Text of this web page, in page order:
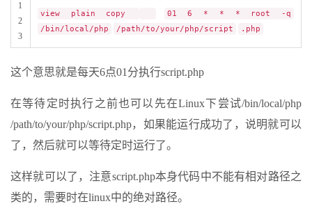
1
2
3
view plain copy
01 6 * * * root -q
/bin/local/php
/path/to/your/php/script .php
这个意思就是每天6点01分执行script.php
在等待定时执行之前也可以先在Linux下尝试/bin/local/php
/path/to/your/php/script.php，如果能运行成功了，说明就可以
了，然后就可以等待定时运行了。
这样就可以了，注意script.php本身代码中不能有相对路径之
类的，需要时在linux中的绝对路径。